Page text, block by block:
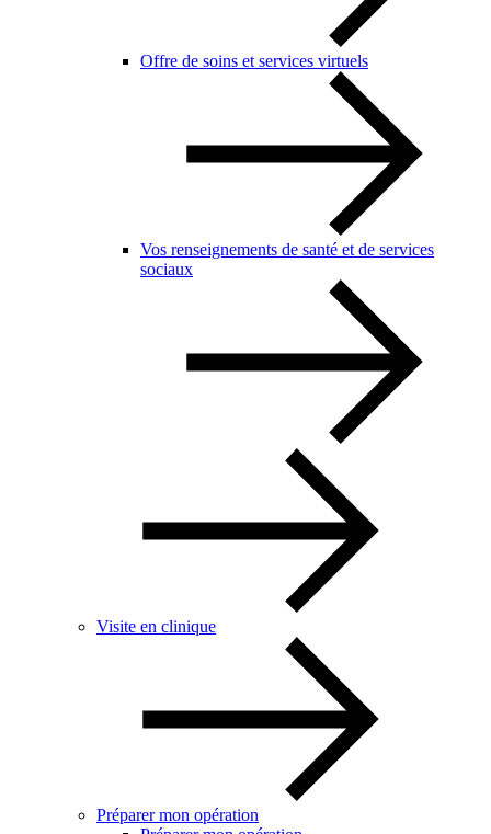
Offre de soins et services virtuels
Vos renseignements de santé et de services
sociaux
Visite en clinique
Préparer mon opération